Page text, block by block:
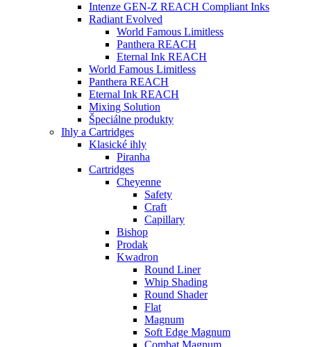
Intenze GEN-Z REACH Compliant Inks
Radiant Evolved
World Famous Limitless
Panthera REACH
Eternal Ink REACH
World Famous Limitless
Panthera REACH
Eternal Ink REACH
Mixing Solution
Špeciálne produkty
Ihly a Cartridges
Klasické ihly
Piranha
Cartridges
Cheyenne
Safety
Craft
Capillary
Bishop
Prodak
Kwadron
Round Liner
Whip Shading
Round Shader
Flat
Magnum
Soft Edge Magnum
Combat Magnum